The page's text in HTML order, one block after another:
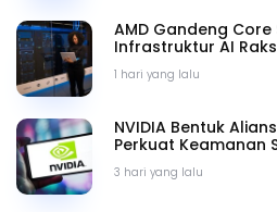
1 hari yang lalu
AMD Gandeng
Infrastruktur AI
3 hari yang lalu
NVIDIA Bentuk
Perkuat Keamanan